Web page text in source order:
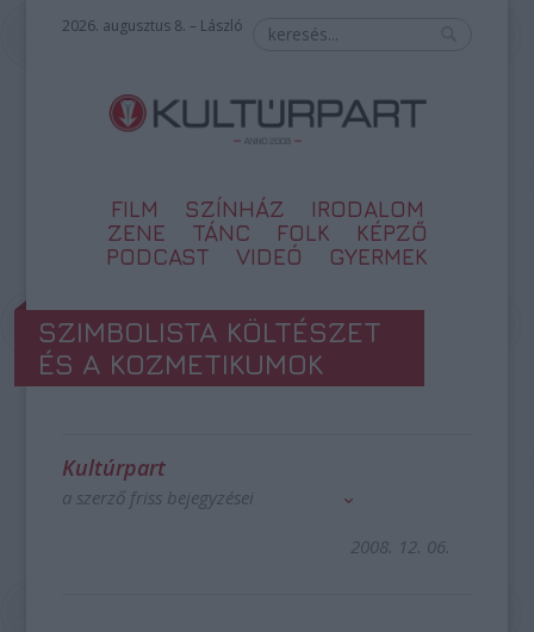
2026. augusztus 8. – László
FILM SZÍNHÁZ
IRODALOM
ZENE
TÁNC FOLK
KÉPZŐ
PODCAST
VIDEÓ GYERMEK
SZIMBOLISTA KÖLTÉSZET
ÉS A KOZMETIKUMOK
Kultúrpart
a szerző friss bejegyzései
2008. 12. 06.